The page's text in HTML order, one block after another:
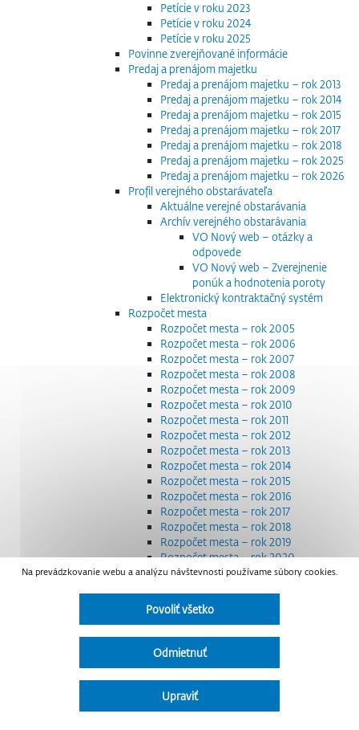
Petície v roku 2023
Petície v roku 2024
Petície v roku 2025
Povinne zverejňované informácie
Predaj a prenájom majetku
Predaj a prenájom majetku – rok 2013
Predaj a prenájom majetku – rok 2014
Predaj a prenájom majetku – rok 2015
Predaj a prenájom majetku – rok 2017
Predaj a prenájom majetku – rok 2018
Predaj a prenájom majetku – rok 2025
Predaj a prenájom majetku – rok 2026
Profil verejného obstarávateľa
Aktuálne verejné obstarávania
Archív verejného obstarávania
VO Nový web – otázky a
odpovede
VO Nový web – Zverejnenie
ponúk a hodnotenia poroty
Elektronický kontraktačný systém
Rozpočet mesta
Rozpočet mesta – rok 2005
Rozpočet mesta – rok 2006
Rozpočet mesta – rok 2007
Rozpočet mesta – rok 2008
Rozpočet mesta – rok 2009
Rozpočet mesta – rok 2010
Rozpočet mesta – rok 2011
Rozpočet mesta – rok 2012
Rozpočet mesta – rok 2013
Rozpočet mesta – rok 2014
Rozpočet mesta – rok 2015
Rozpočet mesta – rok 2016
Rozpočet mesta – rok 2017
Rozpočet mesta – rok 2018
Rozpočet mesta – rok 2019
Rozpočet mesta – rok 2020
Rozpočet mesta – rok 2021
Rozpočet mesta – rok 2023
Rozpočet mesta – rok 2024
Rozpočet mesta – rok 2026
Strategické dokumenty
Transparentnosť a výdavky na štátnu reklamu
Úradná tabuľa
Na prevádzkovanie webu a analýzu návštevnosti používame súbory cookies.
Povoliť všetko
Odmietnuť
Upraviť